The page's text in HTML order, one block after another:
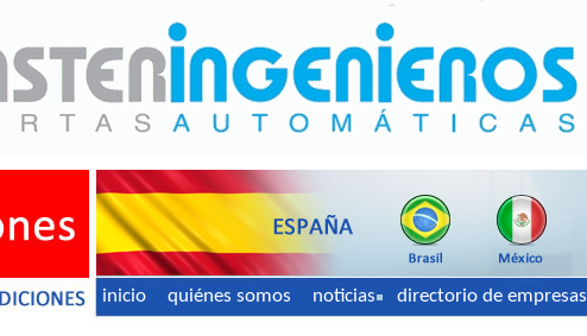
inicio quiénes somos noticias directorio de empresas